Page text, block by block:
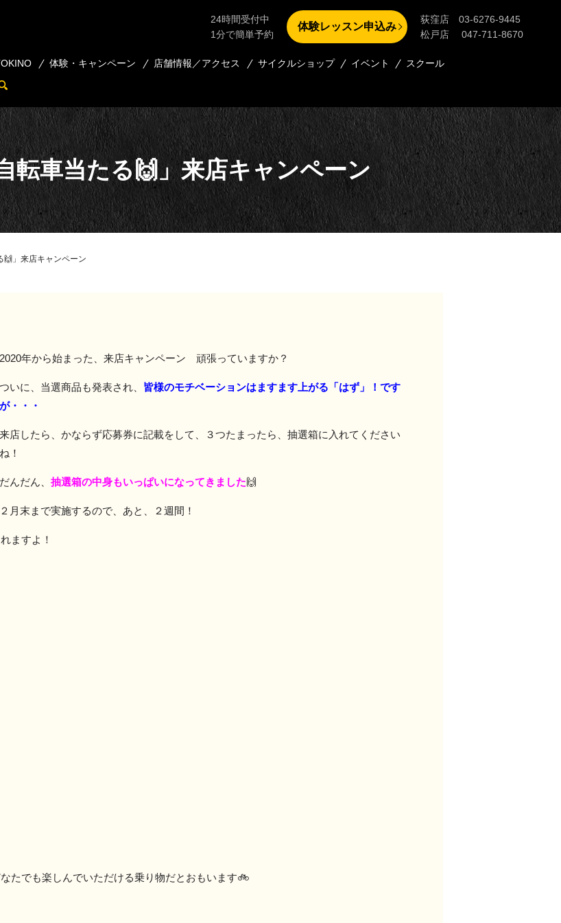
体験・キャンペーン 店舗情報／アクセス サイクルショップ イベント
スクール
search
24時間受付中
1分で簡単予約
体験レッスン申込み
荻窪店 03-6276-9445
松戸店 047-711-8670
転車当たる🙌」来店キャンペーン
🙌」来店キャンペーン
2020年から始まった、来店キャンペーン 頑張っていますか？
ついに、当選商品も発表され、 皆様のモチベーションはますます上がる「はず」！です
が・・・
来店したら、かならず応募券に記載をして、３つたまったら、抽選箱に入れてください
ね！
だんだん、 抽選箱の中身もいっぱいになってきました🙌
２月末まで実施するので、あと、２週間！
ますよ！
たでも楽しんでいただける乗り物だとおもいます🚲